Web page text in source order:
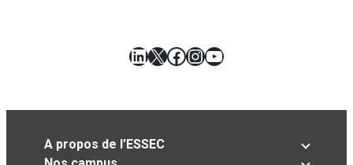
LinkedIn
X Facebook
Instagram
YouTube
A propos de l’ESSEC